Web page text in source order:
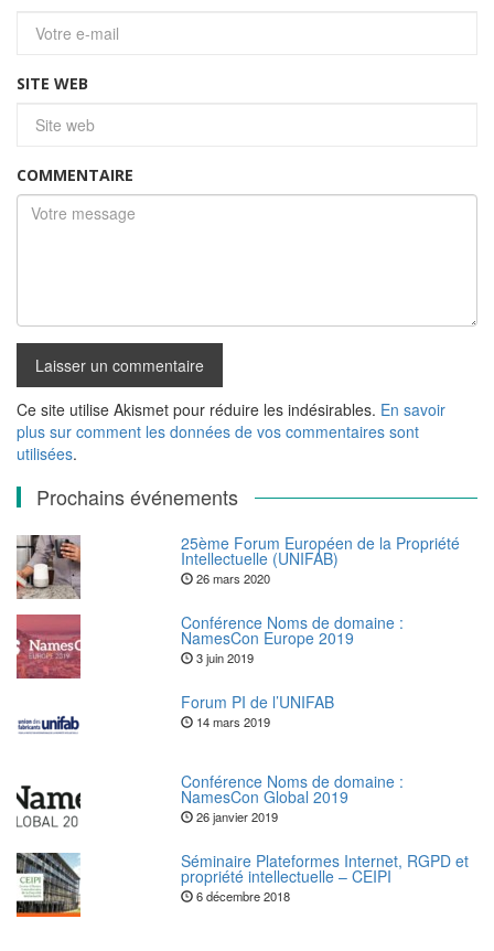
SITE WEB
COMMENTAIRE
Ce site utilise Akismet pour réduire les indésirables. En savoir
plus sur comment les données de vos commentaires sont
utilisées.
Prochains événements
25ème Forum Européen de la Propriété
Intellectuelle (UNIFAB)
26 mars 2020
Conférence Noms de domaine :
NamesCon Europe 2019
3 juin 2019
Forum PI de l’UNIFAB
14 mars 2019
Conférence Noms de domaine :
NamesCon Global 2019
26 janvier 2019
Séminaire Plateformes Internet, RGPD et
propriété intellectuelle – CEIPI
6 décembre 2018